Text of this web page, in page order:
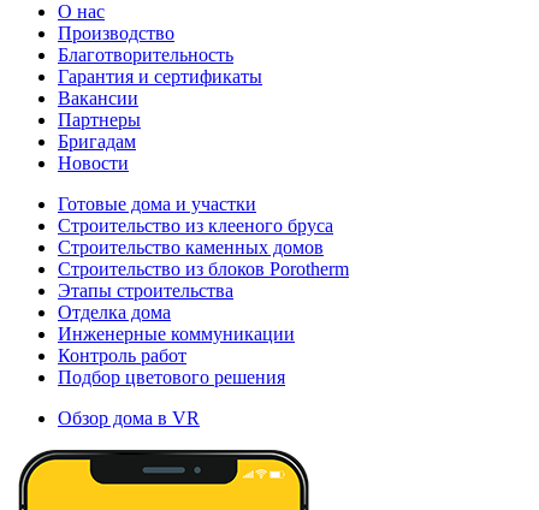
О нас
Производство
Благотворительность
Гарантия и сертификаты
Вакансии
Партнеры
Бригадам
Новости
Готовые дома и участки
Строительство из клееного бруса
Строительство каменных домов
Строительство из блоков Porotherm
Этапы строительства
Отделка дома
Инженерные коммуникации
Контроль работ
Подбор цветового решения
Обзор дома в VR